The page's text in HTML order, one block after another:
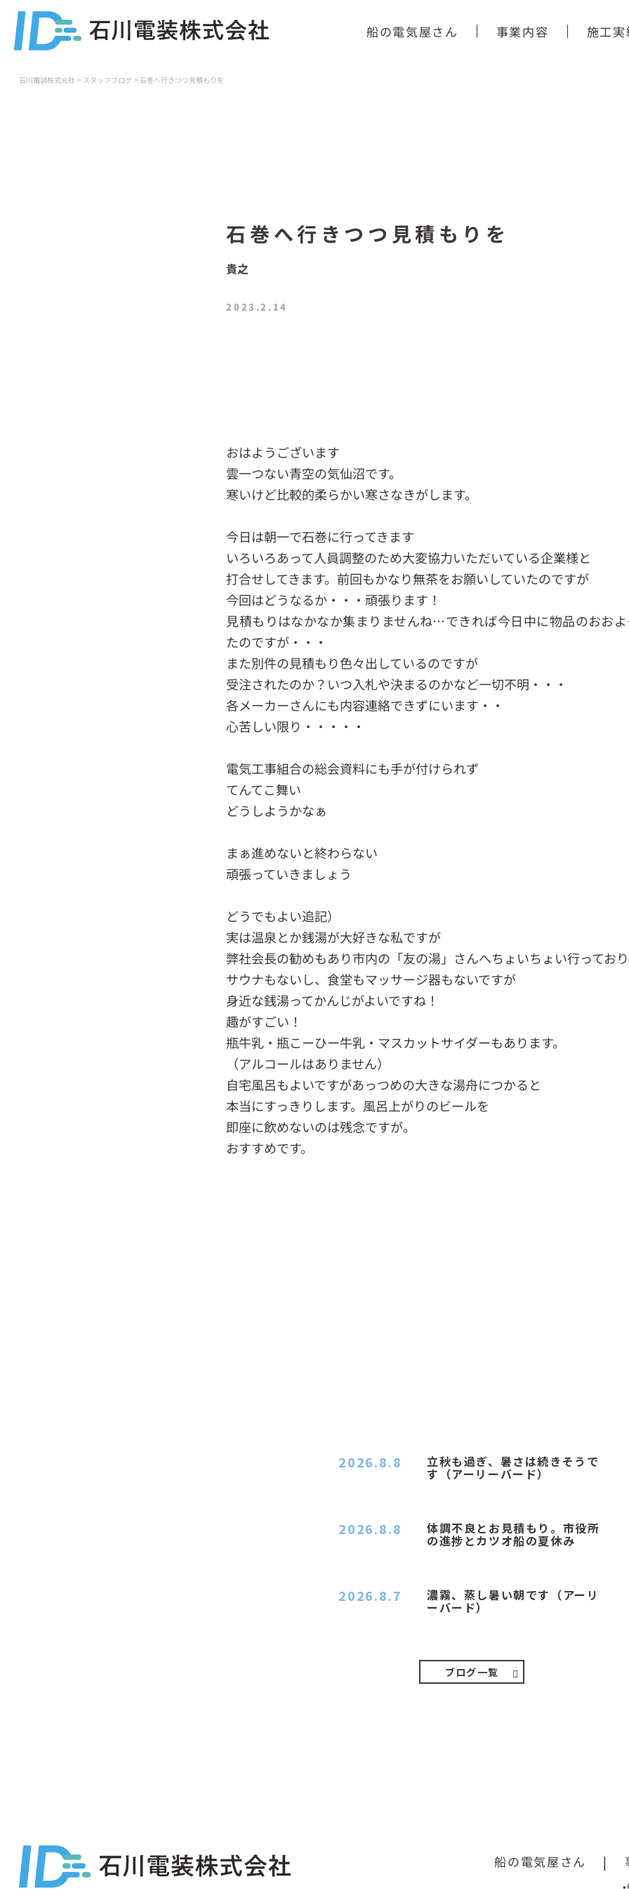
船の電気屋さん 事業内容 施工実
石川電装株式会社 > スタッフブログ > 石巻へ行きつつ見積もりを
石巻へ行きつつ見積もりを
貴之
2023.2.14
おはようございます
雲一つない青空の気仙沼です。
寒いけど比較的柔らかい寒さなきがします。
今日は朝一で石巻に行ってきます
いろいろあって人員調整のため大変協力いただいている企業様と
打合せしてきます。前回もかなり無茶をお願いしていたのですが
今回はどうなるか・・・頑張ります！
見積もりはなかなか集まりませんね…できれば今日中に物品のおお
たのですが・・・
また別件の見積もり色々出しているのですが
受注されたのか？いつ入札や決まるのかなど一切不明・・・
各メーカーさんにも内容連絡できずにいます・・
心苦しい限り・・・・・
電気工事組合の総会資料にも手が付けられず
てんてこ舞い
どうしようかなぁ
まぁ進めないと終わらない
頑張っていきましょう
どうでもよい追記）
実は温泉とか銭湯が大好きな私ですが
弊社会長の勧めもあり市内の「友の湯」さんへちょいちょい行ってお
サウナもないし、食堂もマッサージ器もないですが
身近な銭湯ってかんじがよいですね！
趣がすごい！
瓶牛乳・瓶こーひー牛乳・マスカットサイダーもあります。
（アルコールはありません）
自宅風呂もよいですがあっつめの大きな湯舟につかると
本当にすっきりします。風呂上がりのビールを
即座に飲めないのは残念ですが。
おすすめです。
立秋も過ぎ、暑さは続きそうで
す（アーリーバード）
2026.8.8
体調不良とお見積もり。市役所
の進捗とカツオ船の夏休み
2026.8.8
濃霧、蒸し暑い朝です（アーリ
ーバード）
2026.8.7
ブログ一覧
船の電気屋さん |